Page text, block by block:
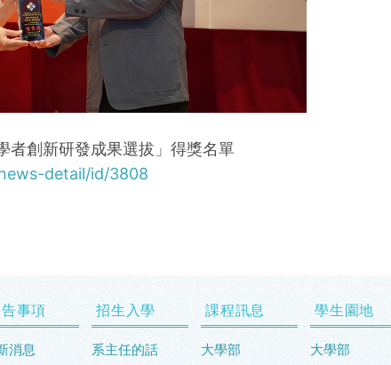
者創新研發成果選拔」得獎名單
detail/id/3808
事項
消息
招生入學
系主任的話
課程訊息
大學部
學生園地
大學部